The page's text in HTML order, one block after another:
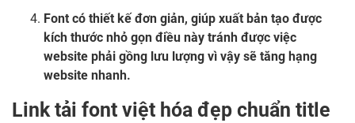
Font có thiết kế đơn giản, giúp xuất bản tạo được
kích thước nhỏ gọn điều này tránh được việc
website phải gồng lưu lượng vì vậy sẽ tăng hạng
website nhanh.
Link tải font việt hóa đẹp chuẩn title